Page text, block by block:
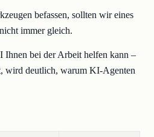
befassen, sollten wir eines
immer gleich.
Ihnen bei der Arbeit helfen kann –
wird deutlich, warum KI-Agenten